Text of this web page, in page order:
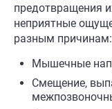
предотвращения
неприятные
разным причинам:
Мышечные
Смещение,